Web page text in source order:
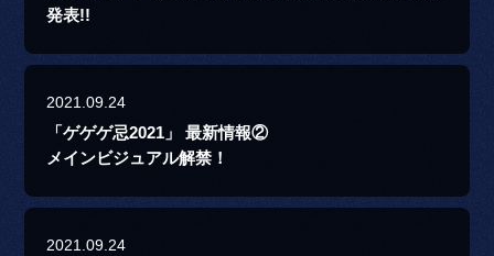
発表!!
2021.09.24
「ゲゲゲ忌2021」 最新情報②
メインビジュアル解禁！
2021.09.24